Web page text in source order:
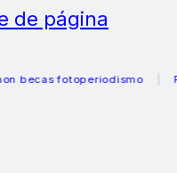
de página
fotoperiodismo Retail